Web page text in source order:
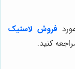
فروش لاستیک
کنید.